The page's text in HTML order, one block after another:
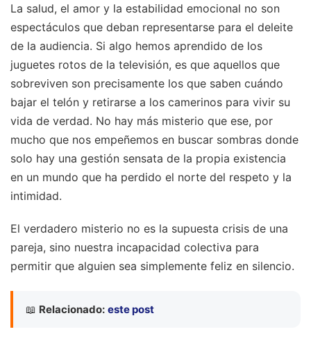
La salud, el amor y la estabilidad emocional no son
espectáculos que deban representarse para el deleite
de la audiencia. Si algo hemos aprendido de los
juguetes rotos de la televisión, es que aquellos que
sobreviven son precisamente los que saben cuándo
bajar el telón y retirarse a los camerinos para vivir su
vida de verdad. No hay más misterio que ese, por
mucho que nos empeñemos en buscar sombras donde
solo hay una gestión sensata de la propia existencia
en un mundo que ha perdido el norte del respeto y la
intimidad.
El verdadero misterio no es la supuesta crisis de una
pareja, sino nuestra incapacidad colectiva para
permitir que alguien sea simplemente feliz en silencio.
📖 Relacionado: este post